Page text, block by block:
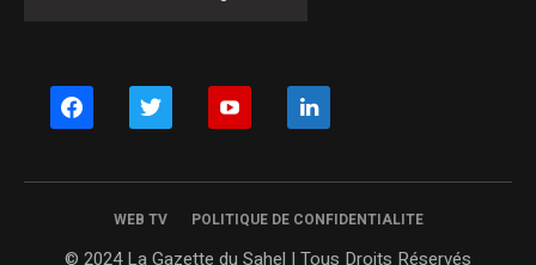
facebook twitter youtube linkedin
WEB TV POLITIQUE DE CONFIDENTIALITE
© 2024 La Gazette du Sahel | Tous Droits Réservés